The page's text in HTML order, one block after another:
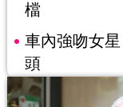
檔
車內強吻女
頭